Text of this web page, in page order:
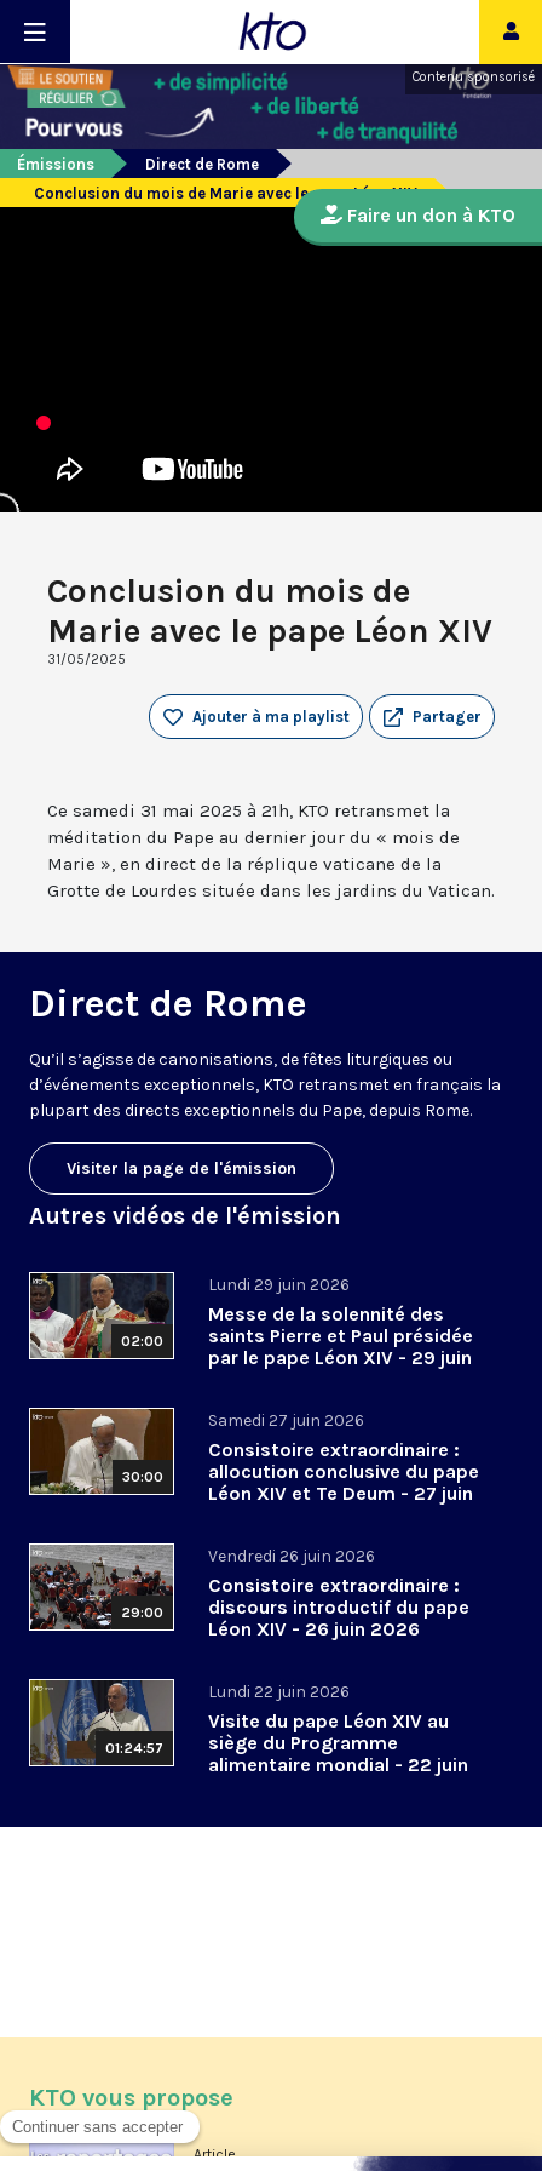
Contenu sponsorisé
Émissions
Direct de Rome
Conclusion du mois de Marie avec le pape Léon XIV
Conclusion du mois de
Marie avec le pape Léon XIV
31/05/2025
Partager
Ajouter à ma playlist
Ce samedi 31 mai 2025 à 21h, KTO retransmet la
méditation du Pape au dernier jour du « mois de
Marie », en direct de la réplique vaticane de la
Grotte de Lourdes située dans les jardins du Vatican.
Direct de Rome
Qu’il s’agisse de canonisations, de fêtes liturgiques ou
d’événements exceptionnels, KTO retransmet en français la
plupart des directs exceptionnels du Pape, depuis Rome.
Visiter la page de l'émission
Autres vidéos de l'émission
02:00
Lundi 29 juin 2026
Messe de la solennité des
saints Pierre et Paul présidée
par le pape Léon XIV - 29 juin
30:00
Samedi 27 juin 2026
Consistoire extraordinaire :
allocution conclusive du pape
Léon XIV et Te Deum - 27 juin
29:00
Vendredi 26 juin 2026
Consistoire extraordinaire :
discours introductif du pape
Léon XIV - 26 juin 2026
01:24:57
Lundi 22 juin 2026
Visite du pape Léon XIV au
siège du Programme
alimentaire mondial - 22 juin
Faire un don à KTO
KTO vous propose
Article